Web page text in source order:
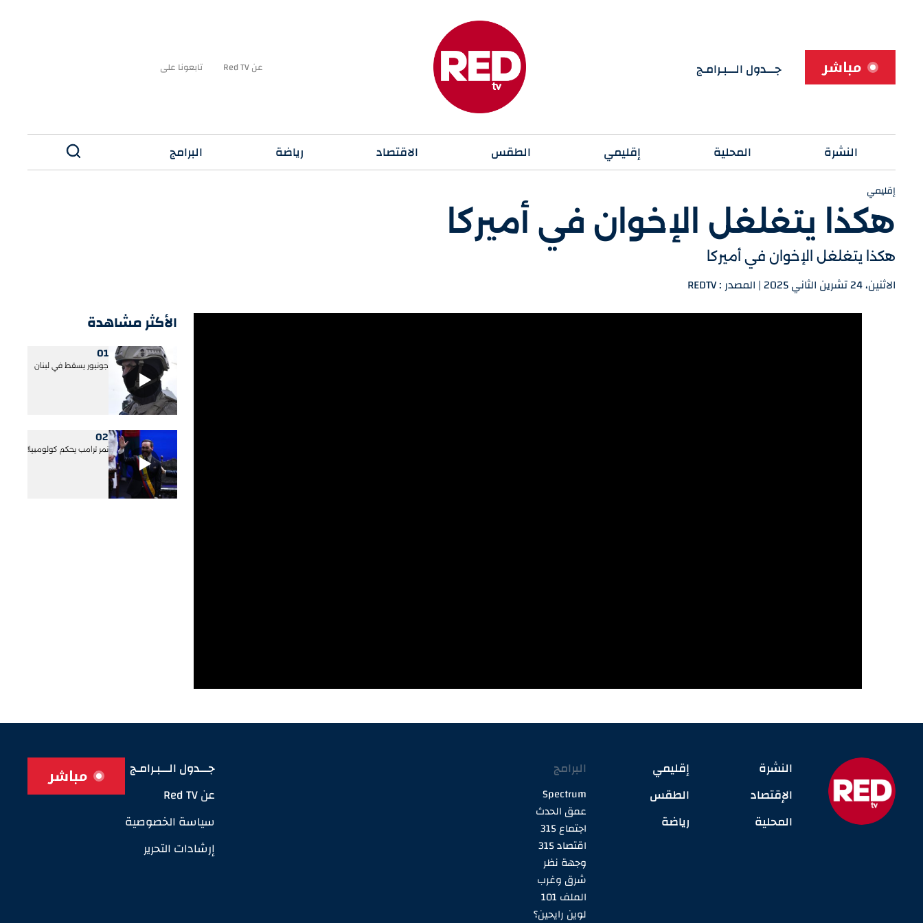
مباشر جـــدول الـــبـرامـج عن Red TV تابعونا على
النشرة المحلية إقليمي الطقس الاقتصاد رياضة البرامج
إقليمي
هكذا يتغلغل الإخوان في أميركا
هكذا يتغلغل الإخوان في أميركا
الاثنين، 24 تشرين الثاني 2025 | المصدر : REDTV
الأكثر مشاهدة
01
جونيور يسقط في لبنان
02
نمر ترامب يحكم كولومبيا!
النشرة
الإقتصاد
المحلية
إقليمي
الطقس
رياضة
البرامج
Spectrum
عمق الحدث
اجتماع 315
اقتصاد 315
وجهة نظر
شرق وغرب
الملف 101
لوين رايحين؟
جـــدول الـــبـرامـج
عن Red TV
سياسة الخصوصية
إرشادات التحرير
مباشر